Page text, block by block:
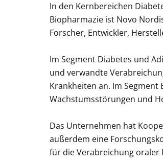
In den Kernbereichen
Biopharmazie ist Novo
Forscher, Entwickler,
Im Segment Diabetes und
und verwandte
Krankheiten an. Im
Wachstumsstörungen und
Das Unternehmen hat
außerdem eine
für die Verabreichung oraler